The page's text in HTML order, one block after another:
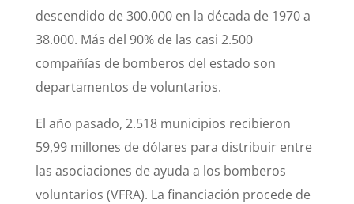
descendido de 300.000 en la década de 1970 a
38.000. Más del 90% de las casi 2.500
compañías de bomberos del estado son
departamentos de voluntarios.
El año pasado, 2.518 municipios recibieron
59,99 millones de dólares para distribuir entre
las asociaciones de ayuda a los bomberos
voluntarios (VFRA). La financiación procede de